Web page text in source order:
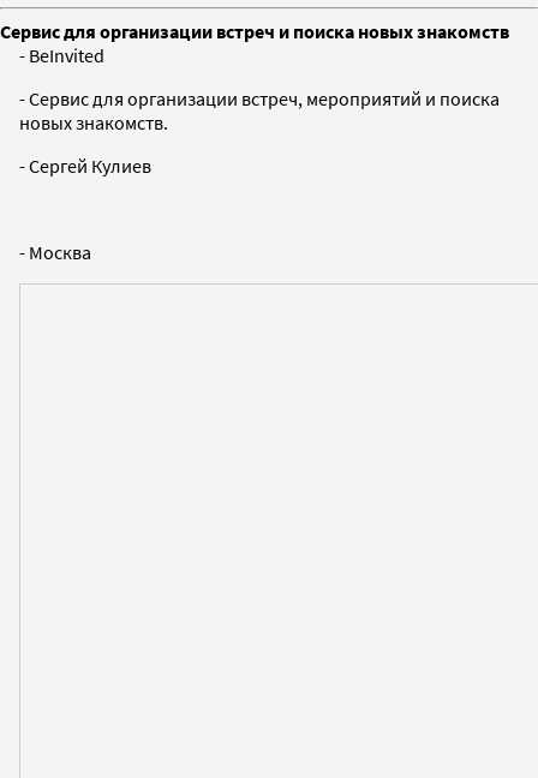
Сервис для организации встреч и поиска новых знакомств
- BeInvited
- Сервис для организации встреч, мероприятий и поиска
новых знакомств.
- Сергей Кулиев
- Москва